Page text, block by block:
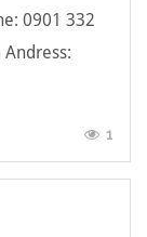
0901 332
1